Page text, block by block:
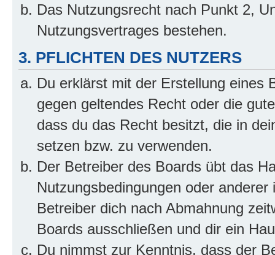
Das Nutzungsrecht nach Punkt 2,
Nutzungsvertrages bestehen.
3. PFLICHTEN DES NUTZERS
Du erklärst mit der Erstellung eines
gegen geltendes Recht oder die
dass du das Recht besitzt, die in
setzen bzw. zu verwenden.
Der Betreiber des Boards übt das
Nutzungsbedingungen oder
Betreiber dich nach Abmahnung
Boards ausschließen und dir ein
Du nimmst zur Kenntnis, dass der